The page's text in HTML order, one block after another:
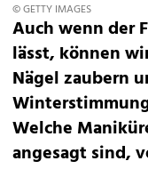
© GETTY IMAGES
Auch wenn der
lässt, können
Nägel zaubern
Welche
angesagt sind,